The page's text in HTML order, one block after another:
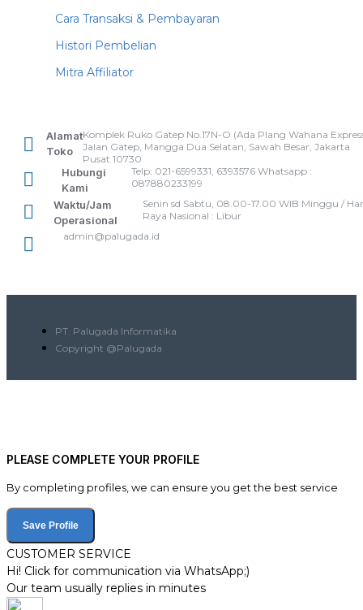
Cara Transaksi & Pembayaran
Histori Pembelian
Mitra Affiliator
Alamat
Toko
Komplek Ruko Gatep No.17N-O (Ada Plang Wahana
Jalan Gatep, Mangga Dua Selatan, Sawah Besar, Jakarta
Pusat 10730
Hubungi
Kami
Telp: 021-6599331, 6393576 Whatsapp :
087880233199
Waktu/Jam
Operasional
Senin sd Sabtu, 08.00-17.00 WIB Minggu /
Raya Nasional : Libur
admin@palugada.id
PT. Palugada Informatika
Copyright @Palugada
PLEASE COMPLETE YOUR PROFILE
By completing profiles, we can ensure you get the best service
Save Profile
CUSTOMER SERVICE
Hi! Click for communication via WhatsApp;)
Our team usually replies in minutes